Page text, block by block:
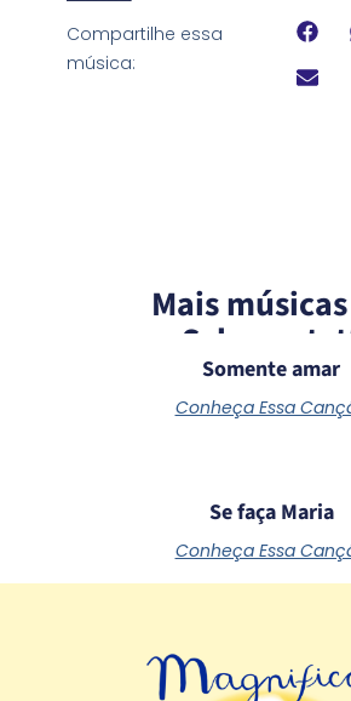
Compartilhe essa
música:
Mais
Somente amar
Conheça Essa
Se faça Maria
Conheça Essa